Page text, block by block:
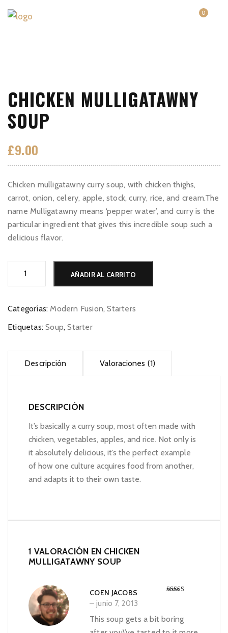
0
CHICKEN MULLIGATAWNY
SOUP
£9.00
Chicken mulligatawny curry soup, with chicken thighs,
carrot, onion, celery, apple, stock, curry, rice, and cream.The
name Mulligatawny means ‘pepper water’, and curry is the
particular ingredient that gives this incredible soup such a
delicious flavor.
cantidad
AÑADIR AL CARRITO
Categorías: Modern Fusion,Starters
Etiquetas:Soup,Starter
Descripción Valoraciones (1)
DESCRIPCIÓN
It’s basically a curry soup, most often made with
chicken, vegetables, apples, and rice. Not only is
it absolutely delicious, it’s the perfect example
of how one culture acquires food from another,
and adapts it to their own taste.
1 VALORACIÓN EN CHICKEN
MULLIGATAWNY SOUP
COEN JACOBS
– junio 7, 2013
This soup gets a bit boring